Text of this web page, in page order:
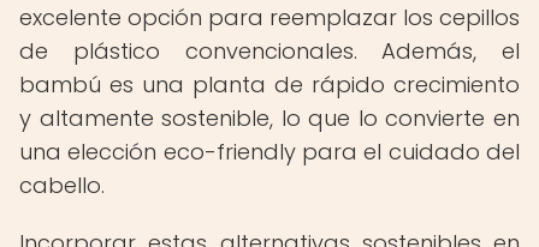
excelente opción para reemplazar los cepillos
de plástico convencionales. Además, el
bambú es una planta de rápido crecimiento
y altamente sostenible, lo que lo convierte en
una elección eco-friendly para el cuidado del
cabello.